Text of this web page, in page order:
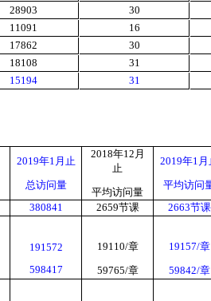
28903
30
11091
16
17862
30
18108
31
15194 31
2019年1 月止
总访问量
2018年12 月
止
平均访问量
2019年1
平均访问
380841 2659节课 2663节课
191572
598417
19110/章
59765/章
19157/章
59842/章